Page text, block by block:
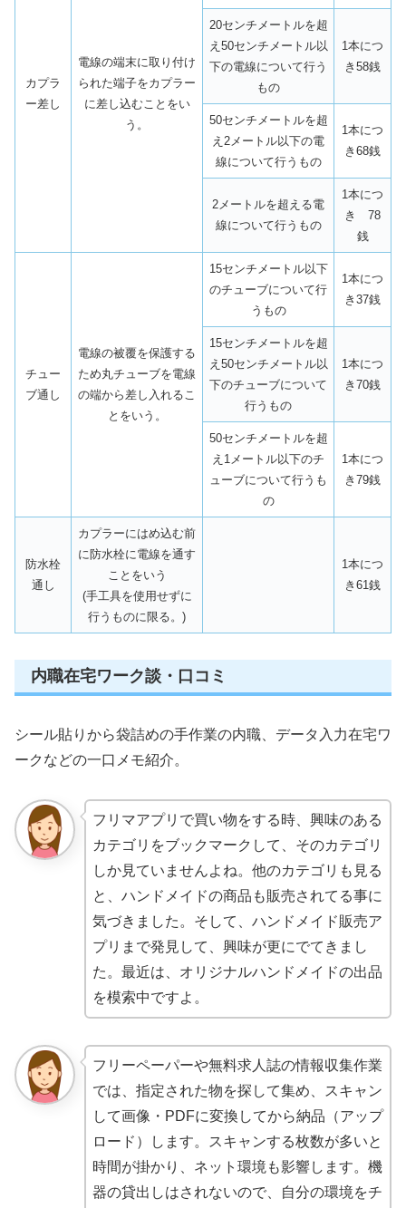
カプラ
ー差し
電線の端末に取り付け
られた端子をカプラー
に差し込むことをい
う。
20センチメートルを超
え50センチメートル以
下の電線について行う
もの
1本につ
き58銭
50センチメートルを超
え2メートル以下の電
線について行うもの
1本につ
き68銭
2メートルを超える電
線について行うもの
1本につ
き 78
銭
チュー
ブ通し
電線の被覆を保護する
ため丸チューブを電線
の端から差し入れるこ
とをいう。
15センチメートル以下
のチューブについて行
うもの
1本につ
き37銭
15センチメートルを超
え50センチメートル以
下のチューブについて
行うもの
1本につ
き70銭
50センチメートルを超
え1メートル以下のチ
ューブについて行うも
の
1本につ
き79銭
防水栓
通し
カプラーにはめ込む前
に防水栓に電線を通す
ことをいう
(手工具を使用せずに
行うものに限る。)
1本につ
き61銭
内職在宅ワーク談・口コミ
シール貼りから袋詰めの手作業の内職、データ入力在宅ワ
ークなどの一口メモ紹介。
フリマアプリで買い物をする時、興味のある
カテゴリをブックマークして、そのカテゴリ
しか見ていませんよね。他のカテゴリも見る
と、ハンドメイドの商品も販売されてる事に
気づきました。そして、ハンドメイド販売ア
プリまで発見して、興味が更にでてきまし
た。最近は、オリジナルハンドメイドの出品
を模索中ですよ。
フリーペーパーや無料求人誌の情報収集作業
では、指定された物を探して集め、スキャン
して画像・PDFに変換してから納品（アップ
ロード）します。スキャンする枚数が多いと
時間が掛かり、ネット環境も影響します。機
器の貸出しはされないので、自分の環境をチ